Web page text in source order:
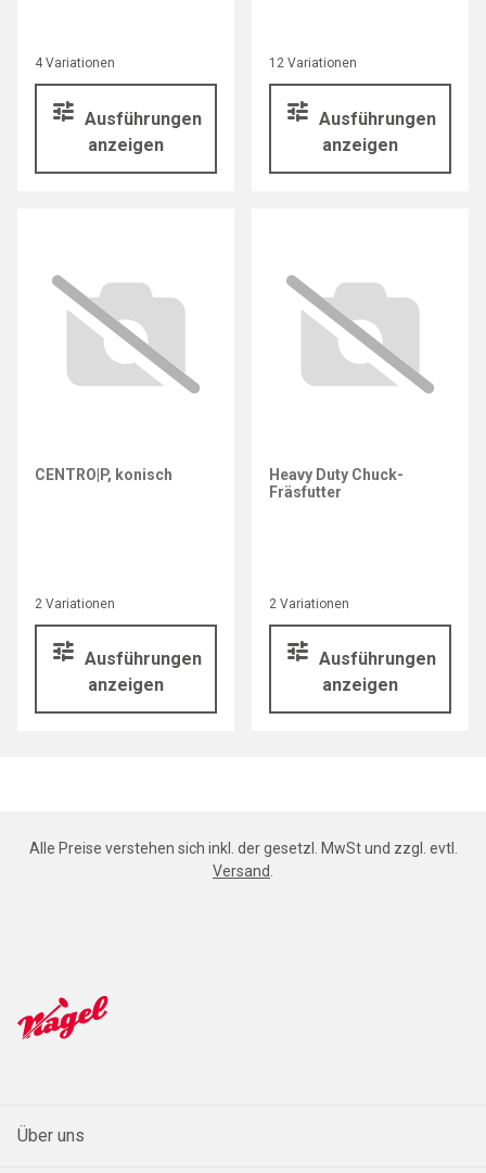
4 Variationen
Ausführungen
anzeigen
12 Variationen
Ausführungen
anzeigen
2 Variationen
Ausführungen
anzeigen
CENTRO|P, konisch
2 Variationen
Ausführungen
anzeigen
Heavy Duty Chuck-
Fräsfutter
Alle Preise verstehen sich inkl. der gesetzl. MwSt und zzgl. evtl.
Versand
Über uns